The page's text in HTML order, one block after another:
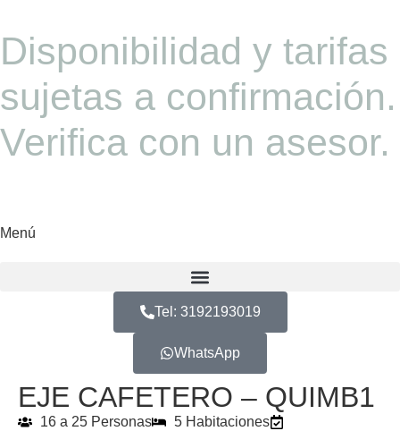
Disponibilidad y tarifas
sujetas a confirmación.
Verifica con un asesor.
Menú
Tel: 3192193019
WhatsApp
EJE CAFETERO – QUIMB1
16 a 25 Personas 5 Habitaciones